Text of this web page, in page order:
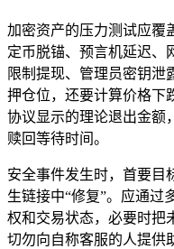
加密资产的压力测试应覆
定币脱锚、预言机延迟、
限制提现、管理员密钥泄
押仓位，还要计算价格下
协议显示的理论退出金额
赎回等待时间。
安全事件发生时，首要目
生链接中“修复”。应通过
权和交易状态，必要时把
切勿向自称客服的人提供